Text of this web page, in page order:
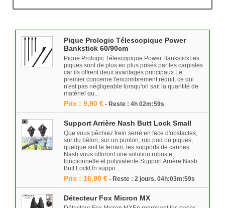
Pique Prologic Télescopique Power
Bankstick 60/90cm
Pique Prologic Télescopique Power BankstickLes
piques sont de plus en plus prisés par les carpistes
car ils offrent deux avantages principaux.Le
premier concerne l'encombrement réduit, ce qui
n'est pas négligeable lorsqu'on sait la quantité de
matériel qu...
Prix : 9,90 € - Reste : 4h 02m:59s
Support Arrière Nash Butt Lock Small
Que vous pêchiez frein serré en face d'obstacles,
sur du béton, sur un ponton, rop pod ou piques,
quelque soit le terrain, les supports de cannes
Nash vous offriront une solution robuste,
fonctionnelle et polyvalente.Support Arrière Nash
Butt LockUn suppo...
Prix : 16,90 € - Reste : 2 jours, 04h:03m:59s
Détecteur Fox Micron MX